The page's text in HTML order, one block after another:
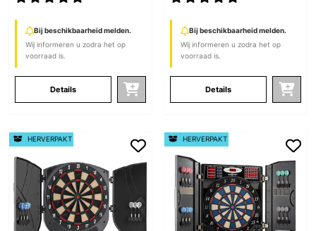
Bij beschikbaarheid melden.
Wij informeren u zodra het op
voorraad is.
Details
Bij beschikbaarheid melden.
Wij informeren u zodra het op
voorraad is.
Details
HERVERPAKT HERVERPAKT